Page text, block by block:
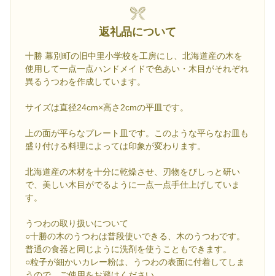
返礼品について
十勝 幕別町の旧中里小学校を工房にし、北海道産の木を
使用して一点一点ハンドメイドで色あい・木目がそれぞれ
異るうつわを作成しています。
サイズは直径24cm×高さ2cmの平皿です。
上の面が平らなプレート皿です。このような平らなお皿も
盛り付ける料理によっては印象が変わります。
北海道産の木材を十分に乾燥させ、刃物をびしっと研い
で、美しい木目がでるように一点一点手仕上げしていま
す。
うつわの取り扱いについて
○十勝の木のうつわは普段使いできる、木のうつわです。
普通の食器と同じように洗剤を使うこともできます。
○粒子が細かいカレー粉は、うつわの表面に付着してしま